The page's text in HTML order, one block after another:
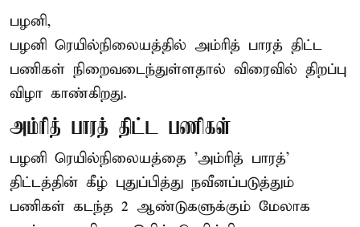
பழனி,
பழனி ரெயில்நிலையத்தில் அம்ரித் பாரத் திட்ட
பணிகள் நிறைவடைந்துள்ளதால் விரைவில் திறப்பு
விழா காண்கிறது.
அம்ரித் பாரத் திட்ட பணிகள்
பழனி ரெயில்நிலையத்தை 'அம்ரித் பாரத்'
திட்டத்தின் கீழ் புதுப்பித்து நவீனப்படுத்தும்
பணிகள் கடந்த 2 ஆண்டுகளுக்கும் மேலாக